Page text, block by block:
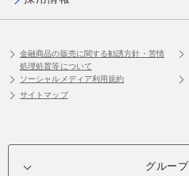
金融商品の販売に関する勧誘方針・苦情
処理処置等について
ソーシャルメディア利用規約
サイトマップ
グルー